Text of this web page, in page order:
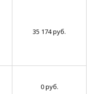
35 174 руб.
0 руб.